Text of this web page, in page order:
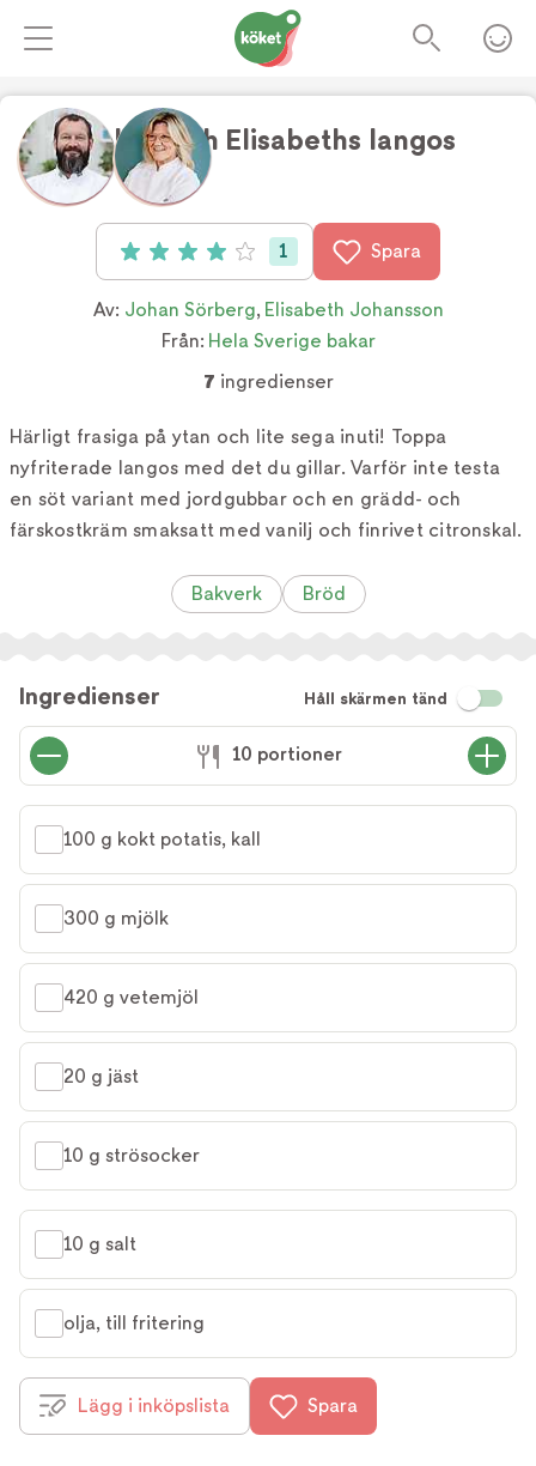
Johan och Elisabeths langos
Betyg: 4 av 5 (1 röster)
1 Spara
Av: Johan Sörberg, Elisabeth Johansson
Från: Hela Sverige bakar
7 ingredienser
Härligt frasiga på ytan och lite sega inuti! Toppa
nyfriterade langos med det du gillar. Varför inte testa
en söt variant med jordgubbar och en grädd- och
färskostkräm smaksatt med vanilj och finrivet citronskal.
Bakverk Bröd
Ingredienser Håll skärmen tänd
10 portioner
100 g kokt potatis, kall
300 g mjölk
420 g vetemjöl
20 g jäst
10 g strösocker
10 g salt
olja, till fritering
Lägg i inköpslista Spara